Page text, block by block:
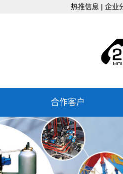
热推信息 | 企业
合作客户